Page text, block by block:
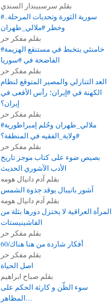
بقلم سرسبيندار السندي
#سورية الثورة وتحديات المرحلة..
وخطر #ملالي_طهران
بقلم مفكر حر
#خامنئي يتخبط في مستنقع الهزيمة
الفاضحة في #سوريا
بقلم مفكر حر
العد التنازلي والمصير المتوقع لنظام
الكهنة في #إيران؛ رأس الأفعى في
إيران؟
بقلم مفكر حر
#ملالي_طهران وحُلم إمبراطورية
#ولاية_الفقيه في المنطقة؟
بقلم مفكر حر
بصيص ضوء على كتاب موجز تاريخ
الأدب الآشوري الحديث
بقلم آدم دانيال هومه
آشور بانيبال يوقد جذوة الشمس
بقلم آدم دانيال هومه
المرأة العراقية لا يختزل دورها بثلة من
الفاشينيستات
بقلم مفكر حر
أفكار شاردة من هنا هناك/60
بقلم مفكر حر
اصل الحياة
بقلم صباح ابراهيم
سوء الظّن و كارثة الحكم على
المظاهر…